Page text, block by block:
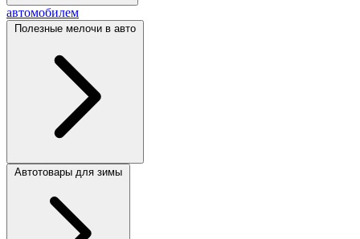
автомобилем
Полезные мелочи в авто
Автотовары для зимы